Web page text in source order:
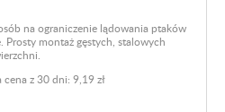
na ograniczenie lądowania ptaków
Prosty montaż gęstych, stalowych
cena z 30 dni: 9,19 zł